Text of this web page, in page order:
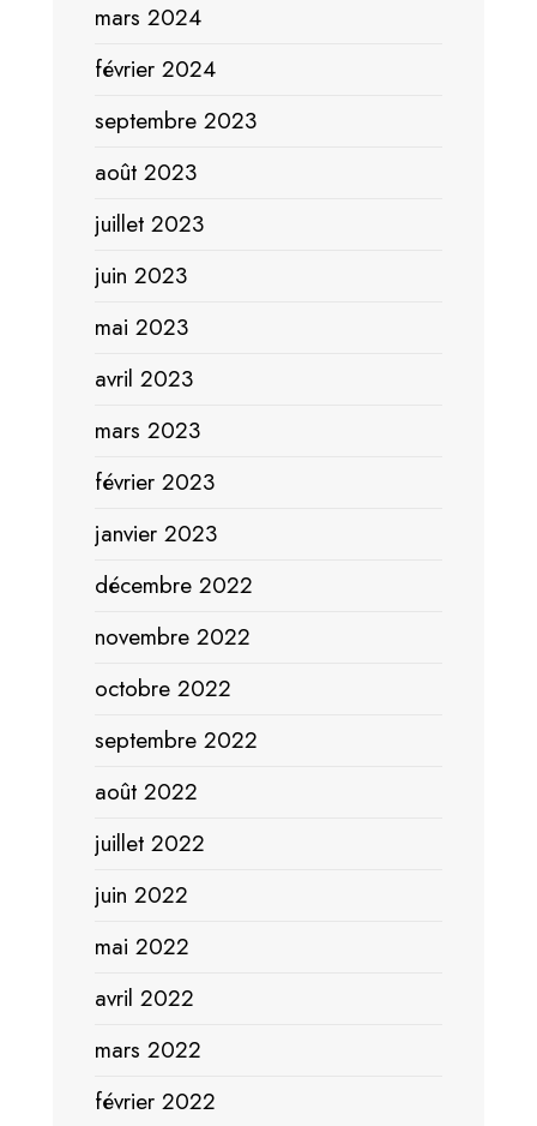
mars 2024
février 2024
septembre 2023
août 2023
juillet 2023
juin 2023
mai 2023
avril 2023
mars 2023
février 2023
janvier 2023
décembre 2022
novembre 2022
octobre 2022
septembre 2022
août 2022
juillet 2022
juin 2022
mai 2022
avril 2022
mars 2022
février 2022